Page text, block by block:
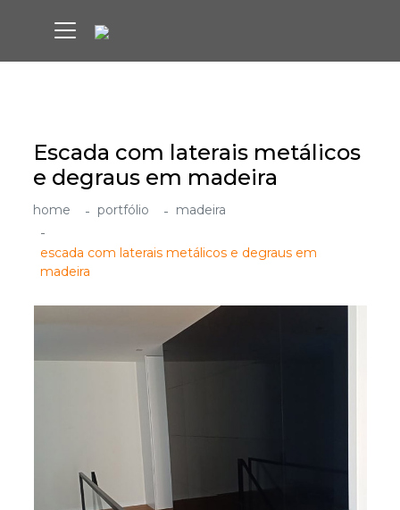
Escada com laterais metálicos
e degraus em madeira
home portfólio madeira
escada com laterais metálicos e degraus em
madeira